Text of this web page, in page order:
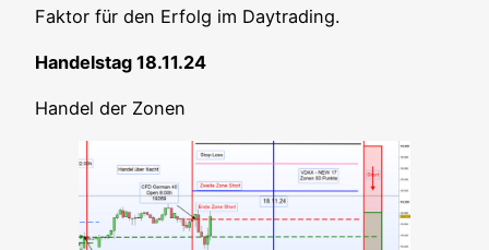
Fak­tor für den Erfolg im Daytrading.
Han­dels­tag 18.11.24
Han­del der Zonen